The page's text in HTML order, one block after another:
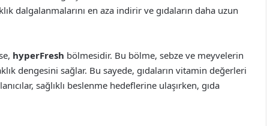
dalgalanmalarını en aza indirir ve gıdaların daha uzun
hyperFresh bölmesidir. Bu bölme, sebze ve meyvelerin
dengesini sağlar. Bu sayede, gıdaların vitamin değerleri
sağlıklı beslenme hedeflerine ulaşırken, gıda